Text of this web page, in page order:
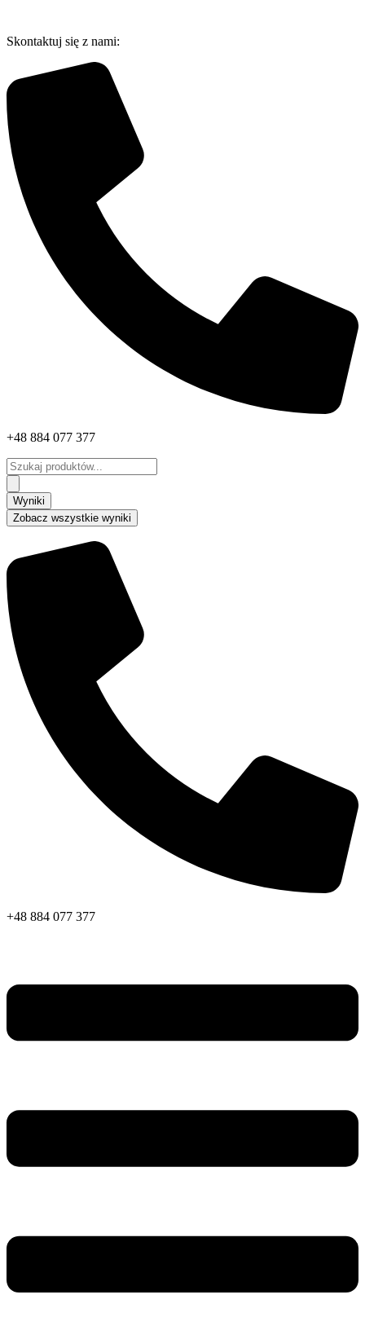
treści
Skontaktuj się z nami:
+48 884 077 377
Search
...
Wyniki
Zobacz wszystkie wyniki
+48 884 077 377